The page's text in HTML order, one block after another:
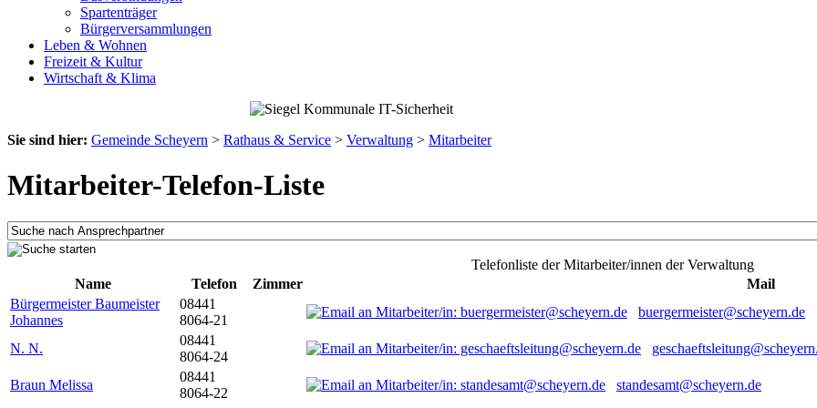
Spartenträger
Bürgerversammlungen
Leben & Wohnen
Freizeit & Kultur
Wirtschaft & Klima
Sie sind hier: Gemeinde Scheyern > Rathaus & Service > Verwaltung > Mitarbeiter
Mitarbeiter-Telefon-Liste
Telefonliste der Mitarbeiter/innen der Verwaltung
Name
Telefon Zimmer
Mail
Bürgermeister Baumeister
Johannes
08441
8064-21
buergermeister@scheyern.de
N. N.
08441
8064-24
Braun Melissa
08441
8064-22
standesamt@scheyern.de